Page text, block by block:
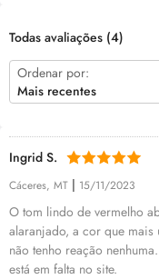
Todas avaliações (4)
Ordenar por:
Mais recentes
Ingrid S.
Cáceres, MT | 15/11/2023
O tom lindo de vermelho
alaranjado, a cor que mais
não tenho reação
está em falta no site.